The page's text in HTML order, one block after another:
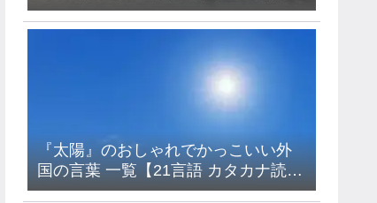
キャラ名などに使えるアイデア集
『太陽』のおしゃれでかっこいい外
国の言葉 一覧【21言語 カタカナ読み
付き】- フランス語・イタリア語・ド